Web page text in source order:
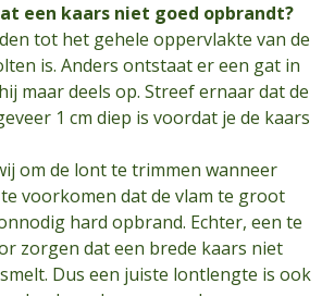
een kaars niet goed opbrandt?
tot het gehele oppervlakte van de
is. Anders ontstaat er een gat in
maar deels op. Streef ernaar dat de
1 cm diep is voordat je de kaars
om de lont te trimmen wanneer
voorkomen dat de vlam te groot
hard opbrand. Echter, een te
zorgen dat een brede kaars niet
Dus een juiste lontlengte is ook